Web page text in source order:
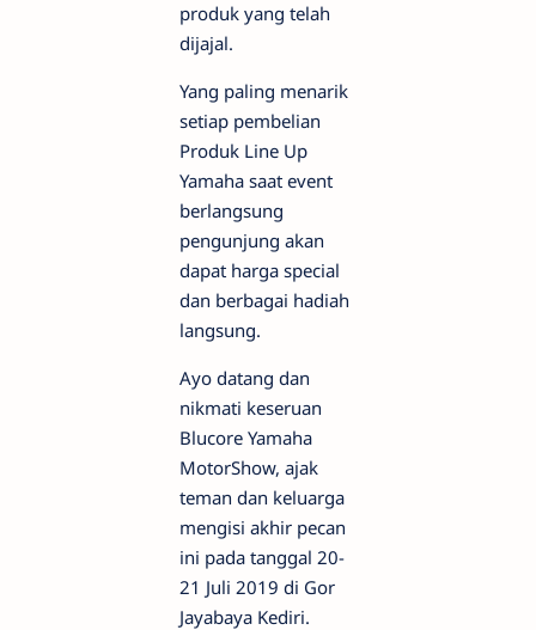
produk yang telah
dijajal.
Yang paling menarik
setiap pembelian
Produk Line Up
Yamaha saat event
berlangsung
pengunjung akan
dapat harga special
dan berbagai hadiah
langsung.
Ayo datang dan
nikmati keseruan
Blucore Yamaha
MotorShow, ajak
teman dan keluarga
mengisi akhir pecan
ini pada tanggal 20-
21 Juli 2019 di Gor
Jayabaya Kediri.